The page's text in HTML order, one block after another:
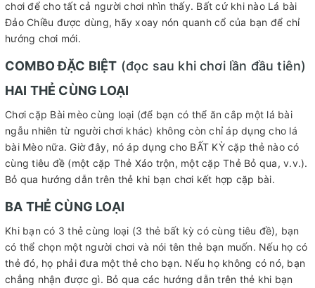
chơi để cho tất cả người chơi nhìn thấy. Bất cứ khi nào Lá bài
Đảo Chiều được dùng, hãy xoay nón quanh cổ của bạn để chỉ
hướng chơi mới.
COMBO ĐẶC BIỆT (đọc sau khi chơi lần đầu tiên)
HAI THẺ CÙNG LOẠI
Chơi cặp Bài mèo cùng loại (để bạn có thể ăn cắp một lá bài
ngẫu nhiên từ người chơi khác) không còn chỉ áp dụng cho lá
bài Mèo nữa. Giờ đây, nó áp dụng cho BẤT KỲ cặp thẻ nào có
cùng tiêu đề (một cặp Thẻ Xáo trộn, một cặp Thẻ Bỏ qua, v.v.).
Bỏ qua hướng dẫn trên thẻ khi bạn chơi kết hợp cặp bài.
BA THẺ CÙNG LOẠI
Khi bạn có 3 thẻ cùng loại (3 thẻ bất kỳ có cùng tiêu đề), bạn
có thể chọn một người chơi và nói tên thẻ bạn muốn. Nếu họ có
thẻ đó, họ phải đưa một thẻ cho bạn. Nếu họ không có nó, bạn
chẳng nhận được gì. Bỏ qua các hướng dẫn trên thẻ khi bạn